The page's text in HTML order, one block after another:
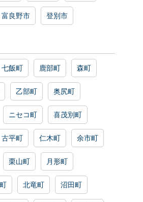
富良野市 登別市
七飯町 鹿部町 森町
乙部町 奥尻町
ニセコ町 喜茂別町
古平町 仁木町 余市町
栗山町 月形町
北竜町 沼田町